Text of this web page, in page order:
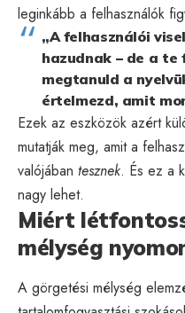
leginkább a felhasználók
„A felhasználói
hazudnak – de a
megtanuld a
értelmezd, amit
Ezek az eszközök azért
mutatják meg, amit a
valójában tesznek. És ez a
nagy lehet.
Miért
mélység
A görgetési mélység